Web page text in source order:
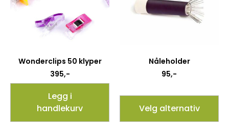
Wonderclips 50 klyper
395,-
Legg i
handlekurv
Nåleholder
95,-
Velg alternativ